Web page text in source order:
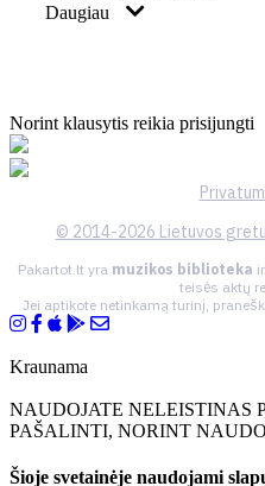
Daugiau
Norint klausytis reikia prisijungti
© 2014-2026 Lietuvos
Pakartot.lt yra muzikos biblioteka
teisės aktų
Jei aptikote netinkamą turinį,
Kraunama
NAUDOJATE NELEISTINAS
PAŠALINTI, NORINT
Šioje svetainėje naudojami